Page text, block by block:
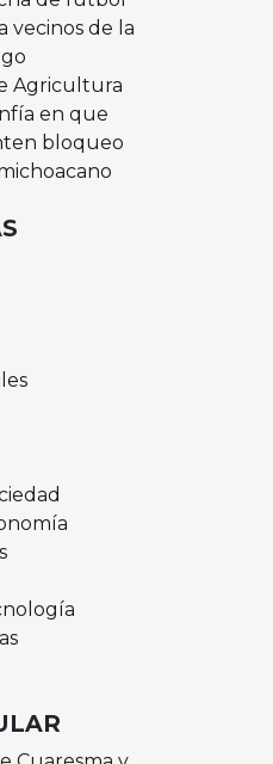
vecinos de la
Agricultura
en que
bloqueo